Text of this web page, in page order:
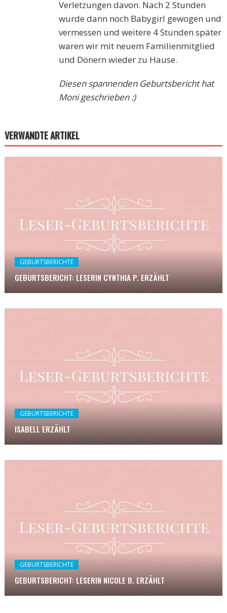
Verletzungen davon. Nach 2 Stunden
wurde dann noch Babygirl gewogen und
vermessen und weitere 4 Stunden später
waren wir mit neuem Familienmitglied
und Dönern wieder zu Hause.
Diesen spannenden Geburtsbericht hat
Moni geschrieben :)
VERWANDTE ARTIKEL
GEBURTSBERICHTE
GEBURTSBERICHT: LESERIN CYNTHIA P. ERZÄHLT
GEBURTSBERICHTE
ISABELL ERZÄHLT
GEBURTSBERICHTE
GEBURTSBERICHT: LESERIN NICOLE B. ERZÄHLT